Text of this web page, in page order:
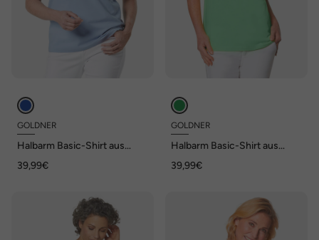
GOLDNER
Halbarm Basic-Shirt aus
39,99€
GOLDNER
Halbarm Basic-Shirt aus
39,99€